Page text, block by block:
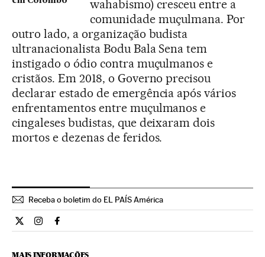
wahabismo) cresceu entre a
comunidade muçulmana. Por
outro lado, a organização budista
ultranacionalista Bodu Bala Sena tem
instigado o ódio contra muçulmanos e
cristãos. Em 2018, o Governo precisou
declarar estado de emergência após vários
enfrentamentos entre muçulmanos e
cingaleses budistas, que deixaram dois
mortos e dezenas de feridos.
Receba o boletim do EL PAÍS América
Internacional El País Brasil en Twitter
Internacional El País Brasil en Instagram
Internacional El País Brasil en Facebook
MAIS INFORMAÇÕES